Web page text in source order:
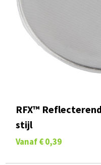
RFX™
stijl
Vanaf € 0,39